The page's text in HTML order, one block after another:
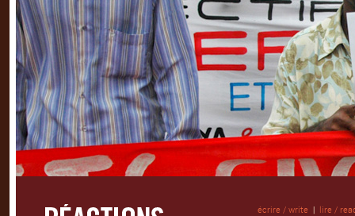
écrire / write | lire /